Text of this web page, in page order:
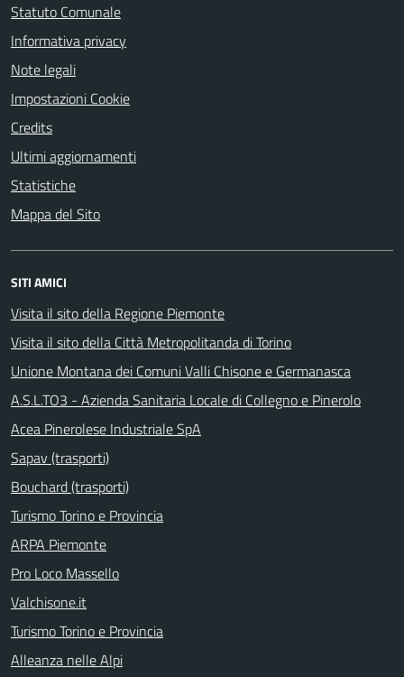
Statuto Comunale
Informativa privacy
Note legali
Impostazioni Cookie
Credits
Ultimi aggiornamenti
Statistiche
Mappa del Sito
SITI AMICI
Visita il sito della Regione Piemonte
Visita il sito della Città Metropolitanda di Torino
Unione Montana dei Comuni Valli Chisone e Germanasca
A.S.L.TO3 - Azienda Sanitaria Locale di Collegno e Pinerolo
Acea Pinerolese Industriale SpA
Sapav (trasporti)
Bouchard (trasporti)
Turismo Torino e Provincia
ARPA Piemonte
Pro Loco Massello
Valchisone.it
Turismo Torino e Provincia
Alleanza nelle Alpi